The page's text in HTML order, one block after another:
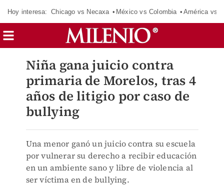
Hoy interesa: Chicago vs Necaxa México vs Colombia América vs
Niña gana juicio contra
primaria de Morelos, tras 4
años de litigio por caso de
bullying
Una menor ganó un juicio contra su escuela
por vulnerar su derecho a recibir educación
en un ambiente sano y libre de violencia al
ser víctima en de bullying.